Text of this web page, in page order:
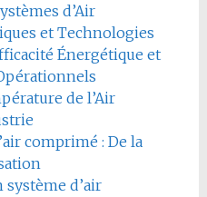
d’Air
et Technologies
Énergétique et
de l’Air
comprimé : De la
système d’air